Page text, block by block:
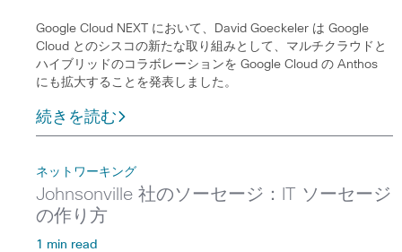
Google Cloud NEXT において、David Goeckeler は Google
Cloud とのシスコの新たな取り組みとして、マルチクラウドと
ハイブリッドのコラボレーションを Google Cloud の Anthos
にも拡大することを発表しました。
続きを読む
ネットワーキング
Johnsonville 社のソーセージ：IT ソーセージ
の作り方
1 min read